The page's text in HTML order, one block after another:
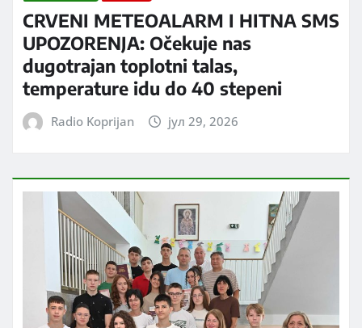
CRVENI METEOALARM I HITNA SMS
UPOZORENJA: Očekuje nas
dugotrajan toplotni talas,
temperature idu do 40 stepeni
Radio Koprijan јул 29, 2026